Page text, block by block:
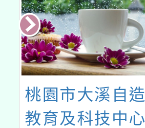
桃園市大溪自造
教育及科技中心